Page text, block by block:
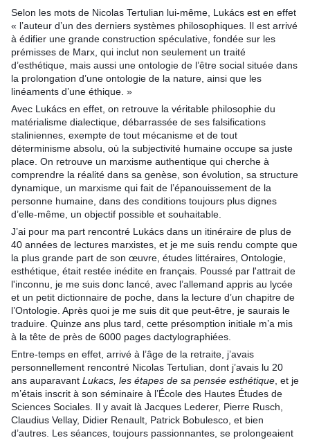
Selon les mots de Nicolas Tertulian lui-même, Lukács est en effet
« l’auteur d’un des derniers systèmes philosophiques. Il est arrivé
à édifier une grande construction spéculative, fondée sur les
prémisses de Marx, qui inclut non seulement un traité
d’esthétique, mais aussi une ontologie de l’être social située dans
la prolongation d’une ontologie de la nature, ainsi que les
linéaments d’une éthique. »
Avec Lukács en effet, on retrouve la véritable philosophie du
matérialisme dialectique, débarrassée de ses falsifications
staliniennes, exempte de tout mécanisme et de tout
déterminisme absolu, où la subjectivité humaine occupe sa juste
place. On retrouve un marxisme authentique qui cherche à
comprendre la réalité dans sa genèse, son évolution, sa structure
dynamique, un marxisme qui fait de l’épanouissement de la
personne humaine, dans des conditions toujours plus dignes
d’elle-même, un objectif possible et souhaitable.
J’ai pour ma part rencontré Lukács dans un itinéraire de plus de
40 années de lectures marxistes, et je me suis rendu compte que
la plus grande part de son œuvre, études littéraires, Ontologie,
esthétique, était restée inédite en français. Poussé par l'attrait de
l'inconnu, je me suis donc lancé, avec l’allemand appris au lycée
et un petit dictionnaire de poche, dans la lecture d’un chapitre de
l’Ontologie. Après quoi je me suis dit que peut-être, je saurais le
traduire. Quinze ans plus tard, cette présomption initiale m’a mis
à la tête de près de 6000 pages dactylographiées.
Entre-temps en effet, arrivé à l’âge de la retraite, j’avais
personnellement rencontré Nicolas Tertulian, dont j’avais lu 20
ans auparavant Lukacs, les étapes de sa pensée esthétique , et je
m’étais inscrit à son séminaire à l’École des Hautes Études de
Sciences Sociales. Il y avait là Jacques Lederer, Pierre Rusch,
Claudius Vellay, Didier Renault, Patrick Bobulesco, et bien
d’autres. Les séances, toujours passionnantes, se prolongeaient